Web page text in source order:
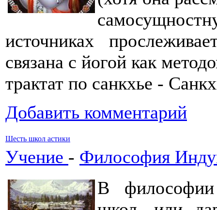
источниках
связана с йогой как
трактат по санкхье -
Добавить комментарий
Шесть школ астики
Учение - Философия
В философии